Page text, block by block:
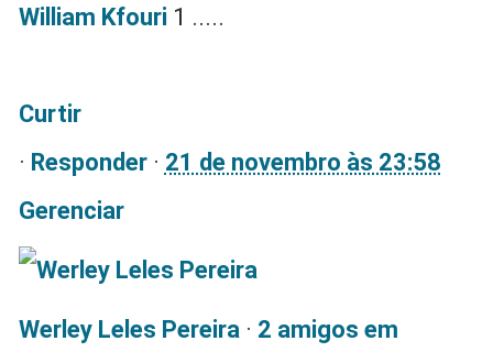
William Kfouri 1 .....
Curtir
· Responder· 21 de novembro às 23:58
Gerenciar
Werley Leles Pereira · 2 amigos em